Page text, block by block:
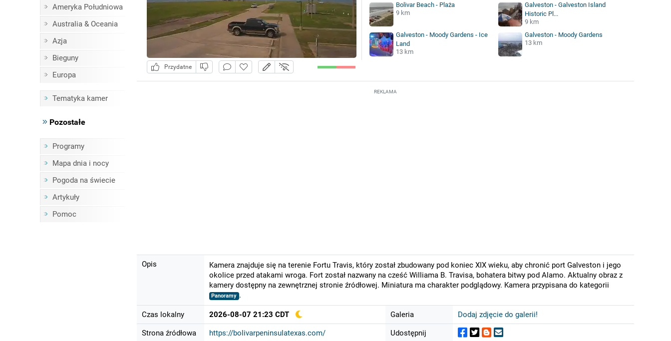
Ameryka Południowa
Australia & Oceania
Azja
Bieguny
Europa
Tematyka kamer
Pozostałe
Programy
Mapa dnia i nocy
Pogoda na świecie
Artykuły
Pomoc
Przydatne
Bolivar Beach - Plaża
9 km
Galveston - Galveston Island
Historic Pl...
9 km
Galveston - Moody Gardens - Ice
Land
13 km
Galveston - Moody Gardens
13 km
REKLAMA
Opis
Kamera znajduje się na terenie Fortu Travis, który został zbudowany pod koniec XIX wieku, aby chronić port Galveston i jego
okolice przed atakami wroga. Fort został nazwany na cześć Williama B. Travisa, bohatera bitwy pod Alamo. Aktualny obraz z
kamery dostępny na zewnętrznej stronie źródłowej. Miniatura ma charakter podglądowy. Kamera przypisana do kategorii
Panoramy .
Czas lokalny 2026-08-07 21:23 CDT
Strona źródłowa https://bolivarpeninsulatexas.com/
Galeria Dodaj zdjęcie do galerii!
Udostępnij